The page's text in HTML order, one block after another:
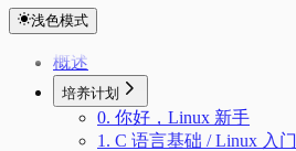
浅色模式
概述
培养计划
0. 你好，Linux 新手
1. C 语言基础 / Linux 入门